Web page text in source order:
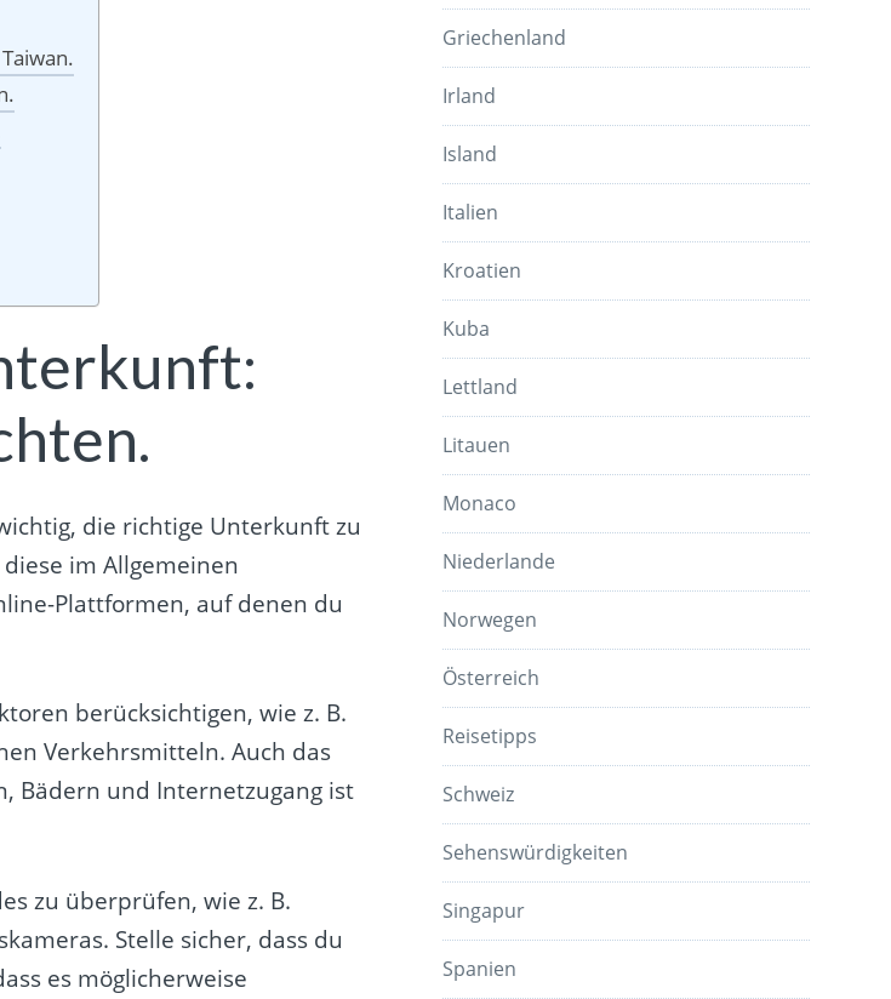
die richtige Unterkunft zu
im Allgemeinen
Plattformen, auf denen du
berücksichtigen, wie z. B.
Verkehrsmitteln. Auch das
Bädern und Internetzugang ist
zu überprüfen, wie z. B.
Stelle sicher, dass du
es möglicherweise
Griechenland
Irland
Island
Italien
Kroatien
Kuba
Lettland
Litauen
Monaco
Niederlande
Norwegen
Österreich
Reisetipps
Schweiz
Sehenswürdigkeiten
Singapur
Spanien